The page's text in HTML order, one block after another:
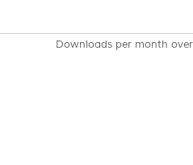
Downloads per month